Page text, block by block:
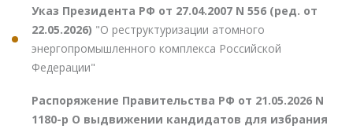
Указ Президента РФ от 27.04.2007 N 556 (ред. от
22.05.2026) "О реструктуризации атомного
энергопромышленного комплекса Российской
Федерации"
Распоряжение Правительства РФ от 21.05.2026 N
1180-р О выдвижении кандидатов для избрания